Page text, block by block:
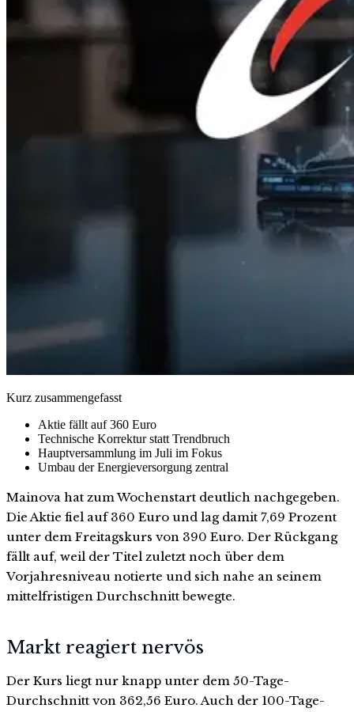
Kurz zusammengefasst
Aktie fällt auf 360 Euro
Technische Korrektur statt Trendbruch
Hauptversammlung im Juli im Fokus
Umbau der Energieversorgung zentral
Mainova hat zum Wochenstart deutlich nachgegeben.
Die Aktie fiel auf 360 Euro und lag damit 7,69 Prozent
unter dem Freitagskurs von 390 Euro. Der Rückgang
fällt auf, weil der Titel zuletzt noch über dem
Vorjahresniveau notierte und sich nahe an seinem
mittelfristigen Durchschnitt bewegte.
Markt reagiert nervös
Der Kurs liegt nur knapp unter dem 50-Tage-
Durchschnitt von 362,56 Euro. Auch der 100-Tage-